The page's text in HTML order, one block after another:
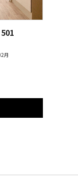
501
月